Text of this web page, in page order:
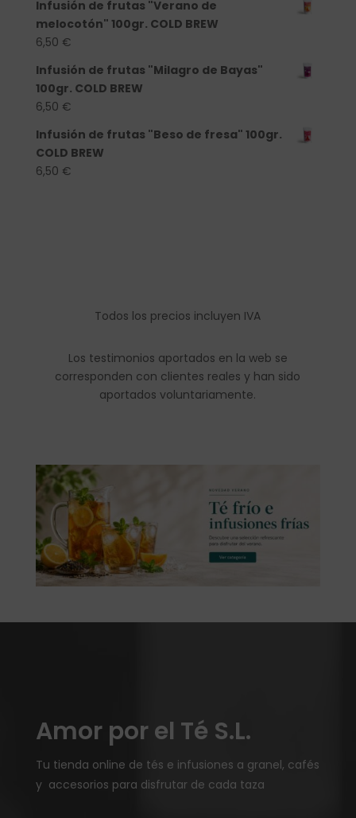
Infusión de frutas "Verano de
melocotón" 100gr. COLD BREW
6,50 €
Infusión de frutas "Milagro de Bayas"
100gr. COLD BREW
6,50 €
Infusión de frutas "Beso de fresa" 100gr.
COLD BREW
6,50 €
Todos los precios incluyen IVA
Los testimonios aportados en la web se
corresponden con clientes reales y han sido
aportados voluntariamente.
Amor por el Té S.L.
Tu tienda online de tés e infusiones a granel, cafés
y accesorios para disfrutar de cada taza